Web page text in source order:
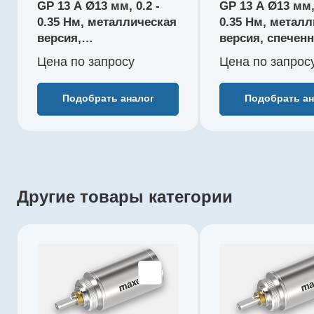
GP 13 A Ø13 мм, 0.2 -
0.35 Нм, металлическая
версия,
шарикоподшипник
144300
Цена по запросу
Подобрать аналог
Редукция
Длина редуктора L1, мм
Количество ступеней
GP 13 A Ø13
0.35 Нм,
версия,
подшипник
110317
Цена по запр
Подобрать
Редукция
КПД, %
Длина
Другие товары категории
Производитель
maxon
Артикул
218418
maxon
Артикул
218417